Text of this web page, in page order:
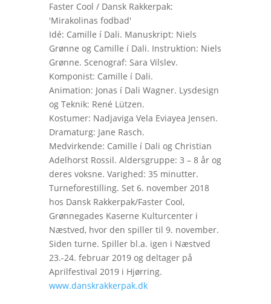
Faster Cool / Dansk Rakkerpak:
'Mirakolinas fodbad'
Idé: Camille í Dali. Manuskript: Niels
Grønne og Camille í Dali. Instruktion: Niels
Grønne. Scenograf: Sara Vilslev.
Komponist: Camille í Dali.
Animation: Jonas í Dali Wagner. Lysdesign
og Teknik: René Lützen.
Kostumer: Nadjaviga Vela Eviayea Jensen.
Dramaturg: Jane Rasch.
Medvirkende: Camille í Dali og Christian
Adelhorst Rossil. Aldersgruppe: 3 – 8 år og
deres voksne. Varighed: 35 minutter.
Turneforestilling. Set 6. november 2018
hos Dansk Rakkerpak/Faster Cool,
Grønnegades Kaserne Kulturcenter i
Næstved, hvor den spiller til 9. november.
Siden turne. Spiller bl.a. igen i Næstved
23.-24. februar 2019 og deltager på
Aprilfestival 2019 i Hjørring.
www.danskrakkerpak.dk